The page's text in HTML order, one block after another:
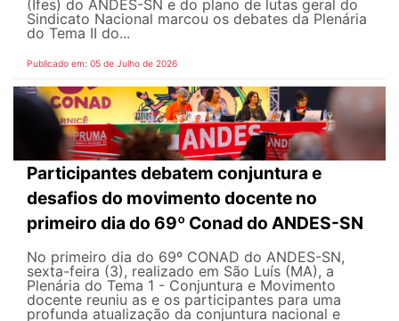
(Ifes) do ANDES-SN e do plano de lutas geral do
Sindicato Nacional marcou os debates da Plenária
do Tema II do...
Publicado em: 05 de Julho de 2026
Participantes debatem conjuntura e
desafios do movimento docente no
primeiro dia do 69º Conad do ANDES-SN
No primeiro dia do 69º CONAD do ANDES-SN,
sexta-feira (3), realizado em São Luís (MA), a
Plenária do Tema 1 - Conjuntura e Movimento
docente reuniu as e os participantes para uma
profunda atualização da conjuntura nacional e